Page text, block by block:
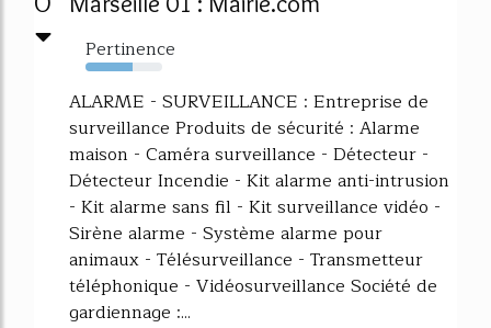
Pertinence
61%
ALARME - SURVEILLANCE : Entreprise de
surveillance Produits de sécurité : Alarme
maison - Caméra surveillance - Détecteur -
Détecteur Incendie - Kit alarme anti-intrusion
- Kit alarme sans fil - Kit surveillance vidéo -
Sirène alarme - Système alarme pour
animaux - Télésurveillance - Transmetteur
téléphonique - Vidéosurveillance Société de
gardiennage :...